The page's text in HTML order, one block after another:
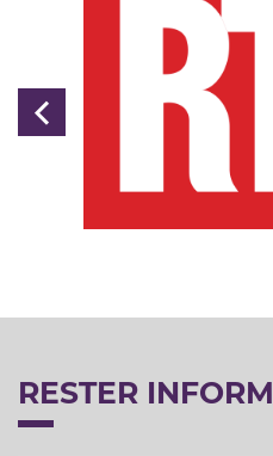
Précédent
RESTER